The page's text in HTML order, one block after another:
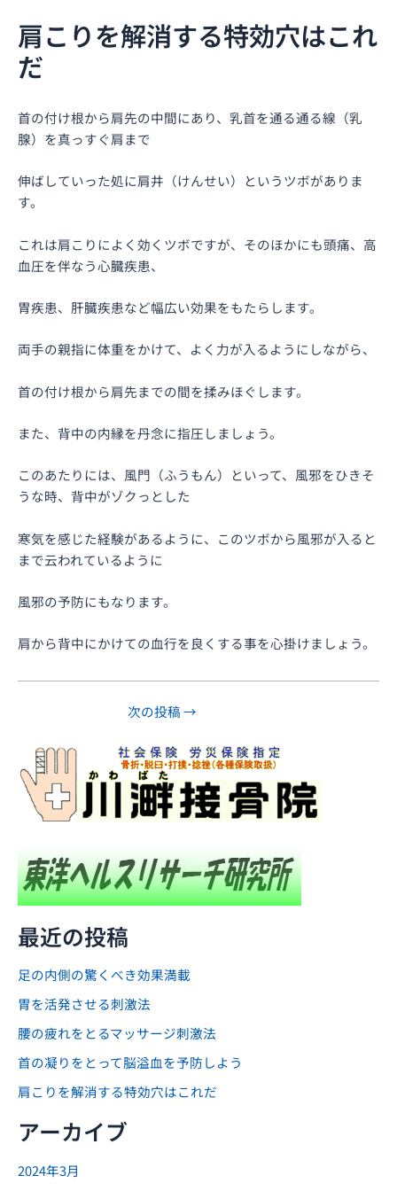
肩こりを解消する特効穴はこれ
だ
首の付け根から肩先の中間にあり、乳首を通る通る線（乳
腺）を真っすぐ肩まで
伸ばしていった処に肩井（けんせい）というツボがありま
す。
これは肩こりによく効くツボですが、そのほかにも頭痛、高
血圧を伴なう心臓疾患、
胃疾患、肝臓疾患など幅広い効果をもたらします。
両手の親指に体重をかけて、よく力が入るようにしながら、
首の付け根から肩先までの間を揉みほぐします。
また、背中の内縁を丹念に指圧しましょう。
このあたりには、風門（ふうもん）といって、風邪をひきそ
うな時、背中がゾクっとした
寒気を感じた経験があるように、このツボから風邪が入ると
まで云われているように
風邪の予防にもなります。
肩から背中にかけての血行を良くする事を心掛けましょう。
navigation
次の投稿→
最近の投稿
足の内側の驚くべき効果満載
胃を活発させる刺激法
腰の疲れをとるマッサージ刺激法
首の凝りをとって脳溢血を予防しよう
肩こりを解消する特効穴はこれだ
アーカイブ
2024年3月